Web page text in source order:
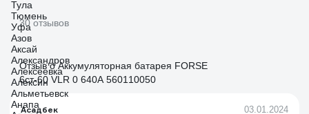
540 А. Приехал затянутым в толстую плёнку, повреждений
никаких нет. Цена отличная. Всякие Тюмени, Звери,
Титаны, Туборы, Акомы и т.д. они все плюс минус в такой
же цене. Так тут технология SFB, а там обычные
сурьямистые аккумы или максимум Са/Са.
30 отзывов
Отзыв о Аккумуляторная батарея FORSE
6ст-60 VLR 0 640A 560110050
Асадбек 03.01.2024
Тула
Тюмень
Уфа
Азов
Аксай
Александров
Алексеевка
Алексин
Альметьевск
Анапа